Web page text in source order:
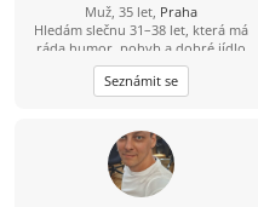
Muž, 35 let, Praha
Hledám slečnu 31–38 let, která má
ráda humor, pohyb a dobré jídlo
(ideálně i umí vařit ????). Mě baví
lyžování, bowling a dlouhé jízdy na
kole – 80 km beru jako výzvu, ne
bude fajn nejen na výletě, ale i doma
u večeře.
Seznámit se